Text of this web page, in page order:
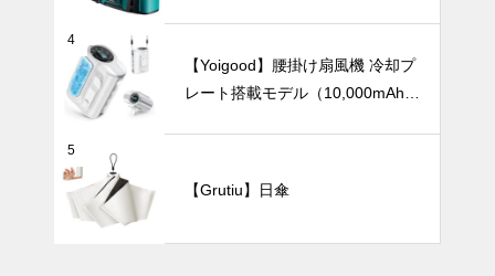
男性におすす
めの丈夫で大
きな日傘5
バッグにすっ
きり収納！持
ち運びに便利
な折りたたみ
インテリア小物
4
【Yoigood】腰掛け扇風機 冷却プ
レート搭載モデル（10,000mAh・
5
【Grutiu】日傘